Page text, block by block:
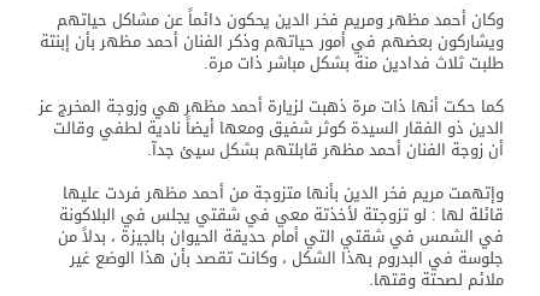
وكان أحمد مظهر ومريم فخر الدين يحكون دائماً عن مشاكل حياتهم
ويشاركون بعضهم في أمور حياتهم وذكر الفنان أحمد مظهر بأن إبنتة
طلبت ثلاث فدادين منة بشكل مباشر ذات مرة.
كما حكت أنها ذات مرة ذهبت لزيارة أحمد مظهر هي وزوجة المخرج عز
الدين ذو الفقار السيدة كوثر شفيق ومعها أيضاً نادية لطفي وقالت
أن زوجة الفنان أحمد مظهر قابلتهم بشكل سيئ جدآ.
وإتهمت مريم فخر الدين بأنها متزوجة من أحمد مظهر فردت عليها
قائلة لها : لو تزوجتة لأخذتة معي في شقتي يجلس في البلاكونة
في الشمس في شقتي التي أمام حديقة الحيوان بالجيزة ، بدلاً من
جلوسة في البدروم بهذا الشكل ، وكانت تقصد بأن هذا الوضع غير
ملائم لصحتة وقتها.